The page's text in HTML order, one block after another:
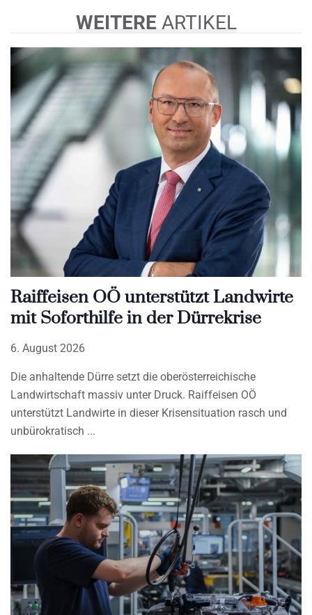
WEITERE ARTIKEL
Raiffeisen OÖ unterstützt Landwirte
mit Soforthilfe in der Dürrekrise
6. August 2026
Die anhaltende Dürre setzt die oberösterreichische
Landwirtschaft massiv unter Druck. Raiffeisen OÖ
unterstützt Landwirte in dieser Krisensituation rasch und
unbürokratisch